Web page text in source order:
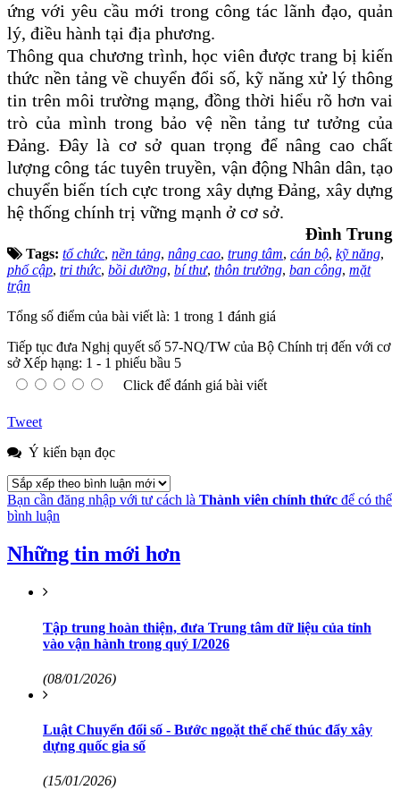
ứng với yêu cầu mới trong công tác lãnh đạo, quản
lý, điều hành tại địa phương.
Thông qua chương trình, học viên được trang bị kiến
thức nền tảng về chuyển đổi số, kỹ năng xử lý thông
tin trên môi trường mạng, đồng thời hiểu rõ hơn vai
trò của mình trong bảo vệ nền tảng tư tưởng của
Đảng. Đây là cơ sở quan trọng để nâng cao chất
lượng công tác tuyên truyền, vận động Nhân dân, tạo
chuyển biến tích cực trong xây dựng Đảng, xây dựng
hệ thống chính trị vững mạnh ở cơ sở.
Đình Trung
Tags: tổ chức, nền tảng, nâng cao, trung tâm, cán bộ, kỹ năng,
phổ cập, tri thức, bồi dưỡng, bí thư, thôn trưởng, ban công, mặt
trận
Tổng số điểm của bài viết là: 1 trong 1 đánh giá
Tiếp tục đưa Nghị quyết số 57-NQ/TW của Bộ Chính trị đến với cơ
sở Xếp hạng: 1 - 1 phiếu bầu 5
Click để đánh giá bài viết
Tweet
Ý kiến bạn đọc
Bạn cần đăng nhập với tư cách là Thành viên chính thức để có thể
bình luận
Những tin mới hơn
Tập trung hoàn thiện, đưa Trung tâm dữ liệu của tỉnh
vào vận hành trong quý I/2026
(08/01/2026)
Luật Chuyển đổi số - Bước ngoặt thể chế thúc đẩy xây
dựng quốc gia số
(15/01/2026)